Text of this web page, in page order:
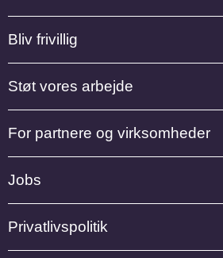
Bliv frivillig
Støt vores arbejde
For partnere og virksomheder
Jobs
Privatlivspolitik